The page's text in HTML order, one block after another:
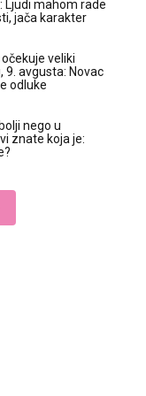
Ljudi mahom rade
jača karakter
veliki
9. avgusta: Novac
odluke
nego u
znate koja je: